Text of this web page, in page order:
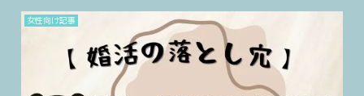
女性向け記事